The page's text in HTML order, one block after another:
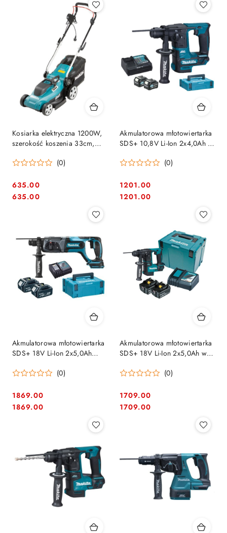
Kosiarka elektryczna 1200W,
szerokość koszenia 33cm,
(0)
Cena:
635.00
Cena:
635.00
Akmulatorowa młotowiertarka
SDS+ 10,8V Li-Ion 2x4,0Ah w
(0)
Cena:
1201.00
Cena:
1201.00
Akmulatorowa młotowiertarka
SDS+ 18V Li-Ion 2x5,0Ah
(0)
Cena:
1869.00
Cena:
1869.00
Akmulatorowa młotowiertarka
SDS+ 18V Li-Ion 2x5,0Ah w
(0)
Cena:
1709.00
Cena:
1709.00